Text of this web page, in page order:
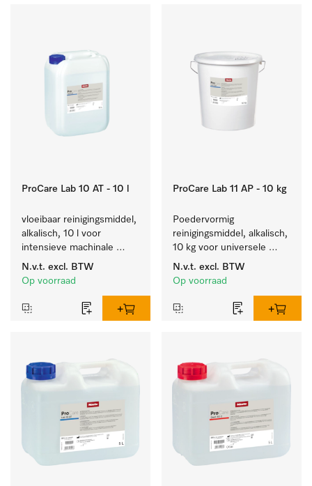
ProCare Lab 10 AT - 10 l
vloeibaar reinigingsmiddel,
alkalisch, 10 l voor
intensieve machinale
reiniging van
laboratoriumglaswerk en -
N.v.t. excl. BTW
Op voorraad
ProCare Lab 11 AP - 10 kg
Poedervormig
reinigingsmiddel, alkalisch,
10 kg voor universele
machinale reiniging van
laboratoriumglaswerk en -
N.v.t. excl. BTW
Op voorraad